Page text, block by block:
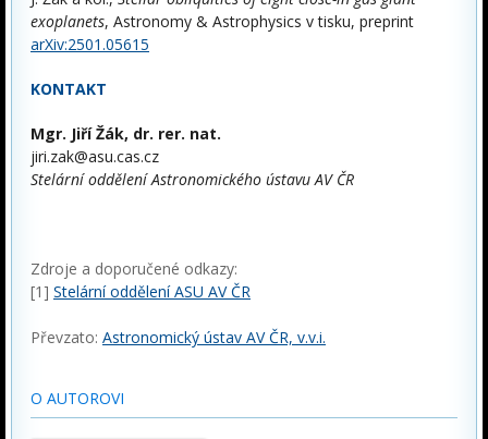
exoplanets, Astronomy & Astrophysics v tisku, preprint
arXiv:2501.05615
KONTAKT
Mgr. Jiří Žák, dr. rer. nat.
jiri.zak@asu.cas.cz
Stelární oddělení Astronomického ústavu AV ČR
Zdroje a doporučené odkazy:
[1] Stelární oddělení ASU AV ČR
Převzato: Astronomický ústav AV ČR, v.v.i.
O AUTOROVI